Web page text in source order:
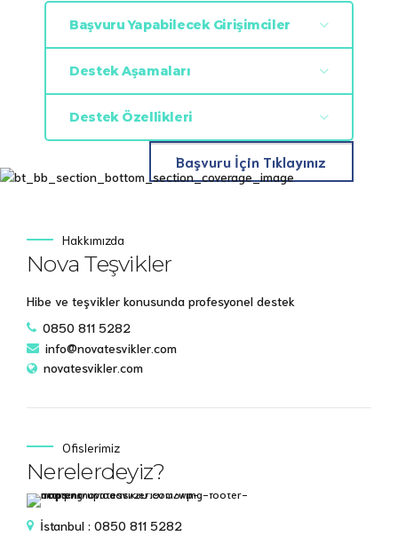
Başvuru Yapabilecek Girişimciler
Destek Aşamaları
İş fikri TÜBİTAK tarafından uygun
bulunduğunda, verilen girişimcilik eğitimi
ve iş rehberliği desteğiyle iş planı
hazırlanmasına destek sağlanır.
İş planı (proje) başvurusunun
bulunanlar için girişimcinin kuracağı
sağlanır.
Aşama : İleri ArGe Aşaması
İlk ArGe projesi 1507 KOBİ ArGe Başlangıç
Destek Programı kapsamında desteklenir.
Desteklenen firmaların melek yatırımcılara
ve girişim sermayesi kaynaklarına erişimi
kolaylaştırılır.
Destek Özellikleri
Başvuru İçin Tıklayınız
Hakkımızda
Nova Teşvikler
Hibe ve teşvikler konusunda profesyonel destek
0850 811 5282
info@novatesvikler.com
novatesvikler.com
Ofislerimiz
Nerelerdeyiz?
İstanbul : 0850 811 5282